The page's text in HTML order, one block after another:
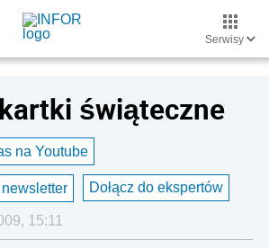
Serwisy
świąteczne
na Youtube
Dołącz do ekspertów
15:11